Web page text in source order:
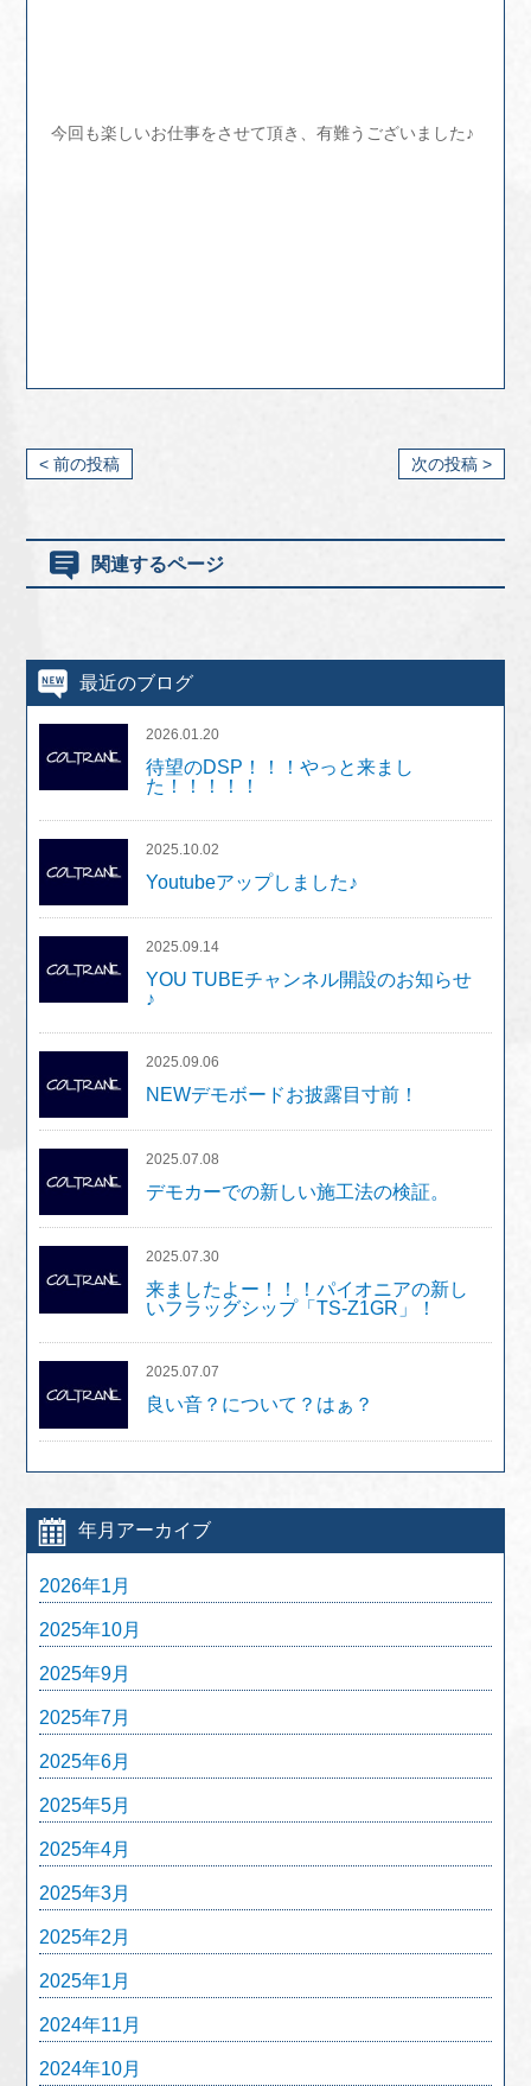
今回も楽しいお仕事をさせて頂き、有難うございました♪
次の投稿 >
< 前の投稿
関連するページ
最近のブログ
2026.01.20
待望のDSP！！！やっと来まし
た！！！！！
2025.10.02
Youtubeアップしました♪
2025.09.14
YOU TUBEチャンネル開設のお知らせ
♪
2025.09.06
NEWデモボードお披露目寸前！
2025.07.08
デモカーでの新しい施工法の検証。
2025.07.30
来ましたよー！！！パイオニアの新し
いフラッグシップ「TS-Z1GR」！
2025.07.07
良い音？について？はぁ？
年月アーカイブ
2026年1月
2025年10月
2025年9月
2025年7月
2025年6月
2025年5月
2025年4月
2025年3月
2025年2月
2025年1月
2024年11月
2024年10月